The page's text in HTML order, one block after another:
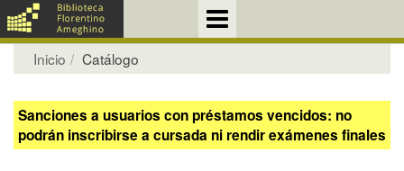
Inicio Catálogo
Sanciones a usuarios con préstamos vencidos: no
podrán inscribirse a cursada ni rendir exámenes finales